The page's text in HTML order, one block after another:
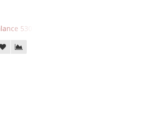
530 Grey Matter Harbor Grey